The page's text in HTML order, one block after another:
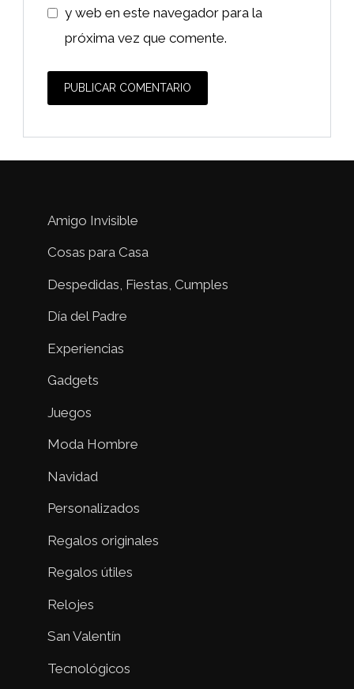
y web en este navegador para la
próxima vez que comente.
Amigo Invisible
Cosas para Casa
Despedidas, Fiestas, Cumples
Día del Padre
Experiencias
Gadgets
Juegos
Moda Hombre
Navidad
Personalizados
Regalos originales
Regalos útiles
Relojes
San Valentín
Tecnológicos